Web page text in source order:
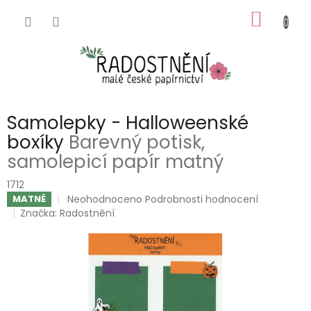
KOŠÍK
Samolepky - Halloweenské
boxíky Barevný potisk,
samolepicí papír matný
1712
MATNÉ
Průměrné
hodnocení
Neohodnoceno Podrobnosti hodnocení
Značka:Radostnění